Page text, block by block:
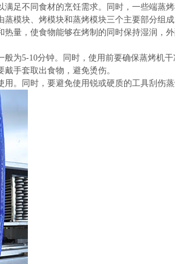
不同食材的烹饪需求。同时，一些端蒸烤
块、烤模块和蒸烤模块三个主要部分组
量，使食物能够在烤制的同时保持湿润，外
5-10分钟。同时，使用前要确保蒸烤机
手套取出食物，避免烫伤。
同时，要避免使用锐或硬质的工具刮伤蒸